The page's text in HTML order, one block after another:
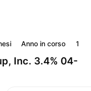
Anno in corso 1
Inc. 3.4% 04-